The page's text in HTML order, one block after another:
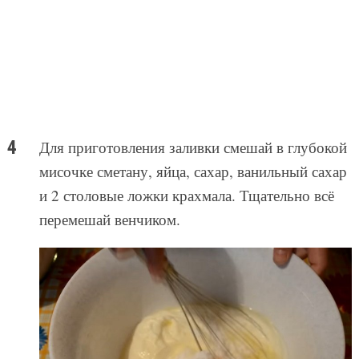
Для приготовления заливки смешай в глубокой
мисочке сметану, яйца, сахар, ванильный сахар
и 2 столовые ложки крахмала. Тщательно всё
перемешай венчиком.